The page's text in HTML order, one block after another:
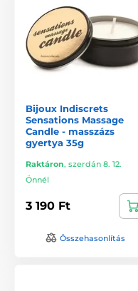
Bijoux Indiscrets
Sensations Massage
Candle - masszázs
gyertya 35g
Raktáron, szerdán 8. 12.
Önnél
3 190 Ft
Összehasonlítás